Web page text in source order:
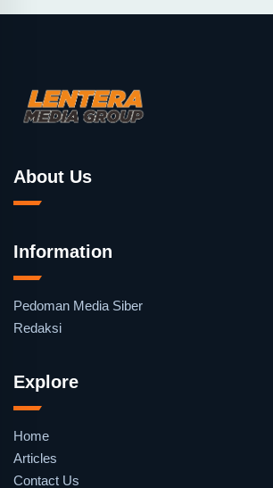
About Us
Information
Pedoman Media Siber
Redaksi
Explore
Home
Articles
Contact Us